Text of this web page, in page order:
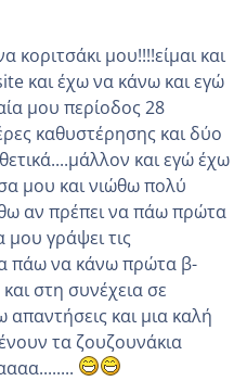
κοριτσάκι μου!!!!είμαι και
και έχω να κάνω και εγώ
μου περίοδος 28
καθυστέρησης και δύο
και εγώ έχω
μου και νιώθω πολύ
αν πρέπει να πάω πρώτα
μου γράψει τις
πάω να κάνω πρώτα β-
στη συνέχεια σε
απαντήσεις και μια καλή
τα ζουζουνάκια